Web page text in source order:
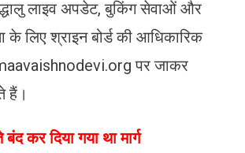
लाइव अपडेट, बुकिंग सेवाओं और
के लिए श्राइन बोर्ड की आधिकारिक
पर जाकर
हैं।
कर दिया गया था मार्ग